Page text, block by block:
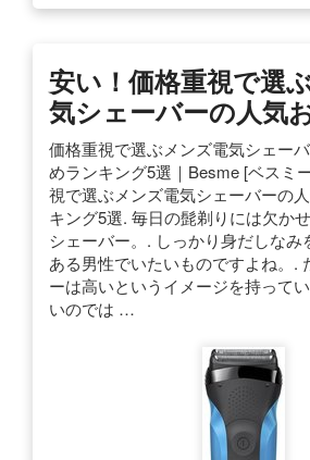
安い！価格重視で選
気シェーバーの人気
価格重視で選ぶメンズ電気シェー
めランキング5選｜Besme [ベスミ
視で選ぶメンズ電気シェーバーの
キング5選. 毎日の髭剃りには欠か
シェーバー。. しっかり身だしなみ
ある男性でいたいものですよね。.
ーは高いというイメージを持って
いのでは …